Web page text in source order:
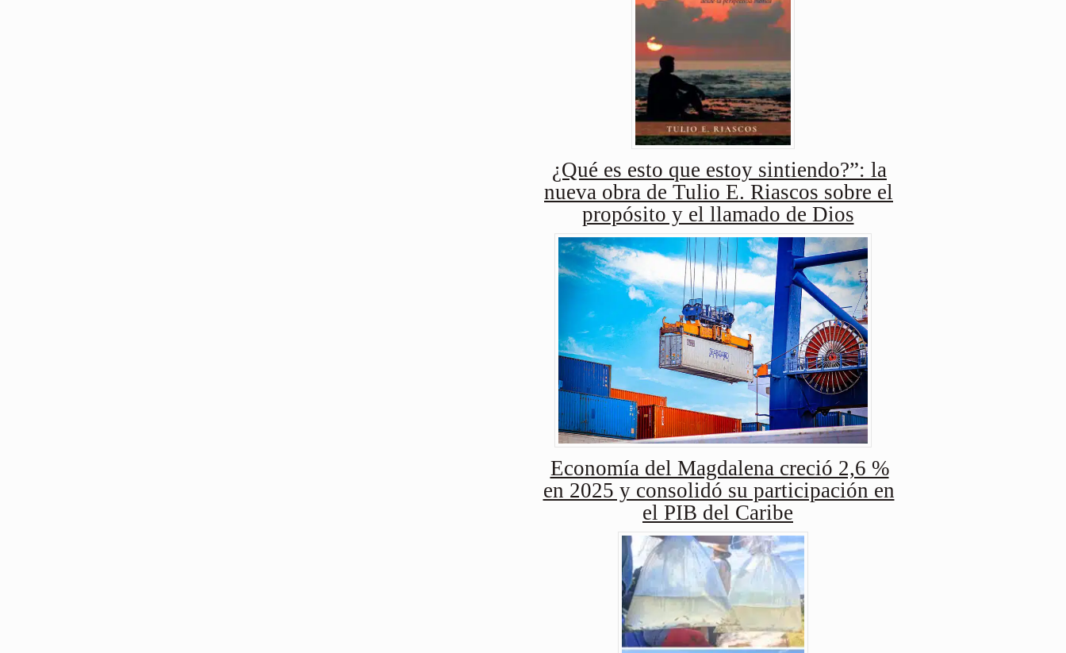
¿Qué es esto que estoy sintiendo?”: la
nueva obra de Tulio E. Riascos sobre el
propósito y el llamado de Dios
Economía del Magdalena creció 2,6 %
en 2025 y consolidó su participación en
el PIB del Caribe